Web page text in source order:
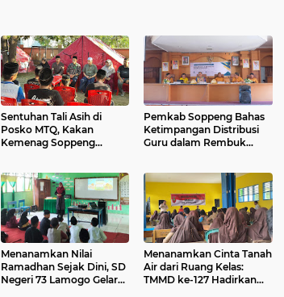
Sentuhan Tali Asih di
Posko MTQ, Kakan
Kemenag Soppeng
Pemkab Soppeng Bahas
Ketimpangan Distribusi
Guru dalam Rembuk
Menanamkan Nilai
Ramadhan Sejak Dini, SD
Negeri 73 Lamogo Gelar
Menanamkan Cinta Tanah
Air dari Ruang Kelas:
TMMD ke-127 Hadirkan